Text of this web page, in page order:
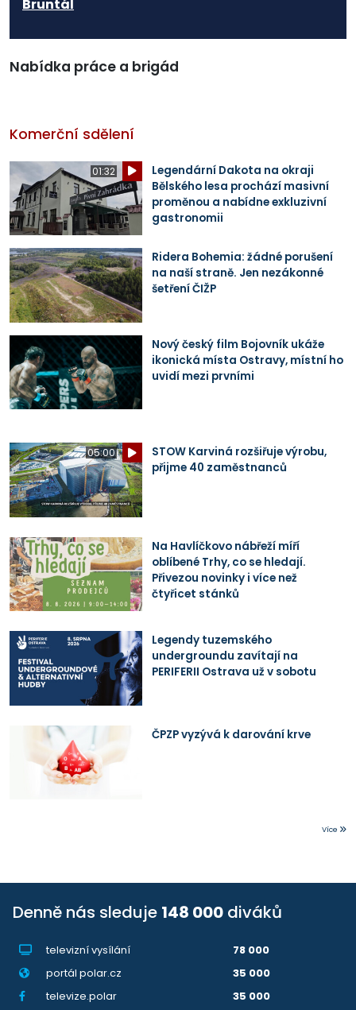
Bruntál
Nabídka práce a brigád
Komerční sdělení
01:32
Legendární Dakota na okraji
Bělského lesa prochází masivní
proměnou a nabídne exkluzivní
gastronomii
Ridera Bohemia: žádné porušení
na naší straně. Jen nezákonné
šetření ČIŽP
Nový český film Bojovník ukáže
ikonická místa Ostravy, místní ho
uvidí mezi prvními
05:00
STOW Karviná rozšiřuje výrobu,
přijme 40 zaměstnanců
Na Havlíčkovo nábřeží míří
oblíbené Trhy, co se hledají.
Přivezou novinky i více než
čtyřicet stánků
Legendy tuzemského
undergroundu zavítají na
PERIFERII Ostrava už v sobotu
ČPZP vyzývá k darování krve
Více
Denně nás sleduje 148 000 diváků
televizní vysílání
78 000
portál polar.cz
35 000
televize.polar
35 000